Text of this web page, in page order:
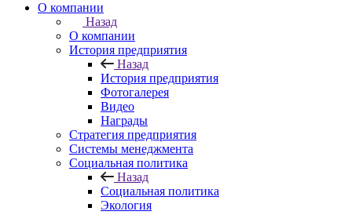
О компании
Назад
О компании
История предприятия
Назад
История предприятия
Фотогалерея
Видео
Награды
Стратегия предприятия
Системы менеджмента
Социальная политика
Назад
Социальная политика
Экология